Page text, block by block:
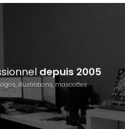
depuis 2005
illustrations, mascottes